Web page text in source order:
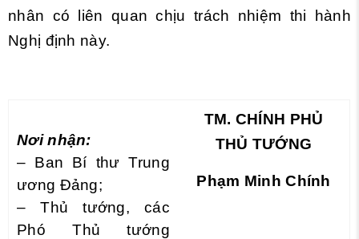
nhân có liên quan chịu trách nhiệm thi hành
Nghị định này.
Nơi nhận:
– Ban Bí thư Trung
ương Đảng;
– Thủ tướng, các
Phó Thủ tướng
TM. CHÍNH PHỦ
THỦ TƯỚNG
Phạm Minh Chính